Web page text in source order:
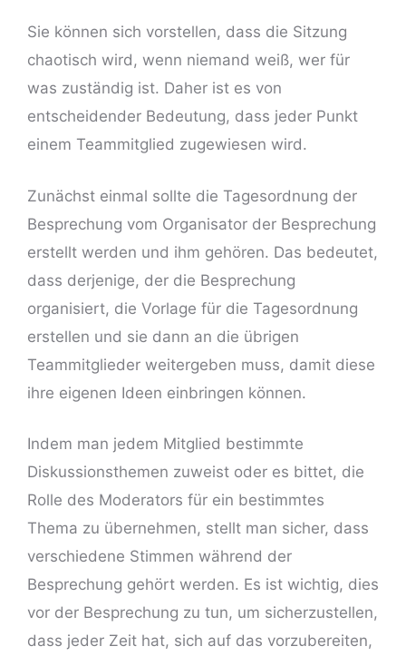
Sie können sich vorstellen, dass die Sitzung
chaotisch wird, wenn niemand weiß, wer für
was zuständig ist. Daher ist es von
entscheidender Bedeutung, dass jeder Punkt
einem Teammitglied zugewiesen wird.
Zunächst einmal sollte die Tagesordnung der
Besprechung vom Organisator der Besprechung
erstellt werden und ihm gehören. Das bedeutet,
dass derjenige, der die Besprechung
organisiert, die Vorlage für die Tagesordnung
erstellen und sie dann an die übrigen
Teammitglieder weitergeben muss, damit diese
ihre eigenen Ideen einbringen können.
Indem man jedem Mitglied bestimmte
Diskussionsthemen zuweist oder es bittet, die
Rolle des Moderators für ein bestimmtes
Thema zu übernehmen, stellt man sicher, dass
verschiedene Stimmen während der
Besprechung gehört werden. Es ist wichtig, dies
vor der Besprechung zu tun, um sicherzustellen,
dass jeder Zeit hat, sich auf das vorzubereiten,